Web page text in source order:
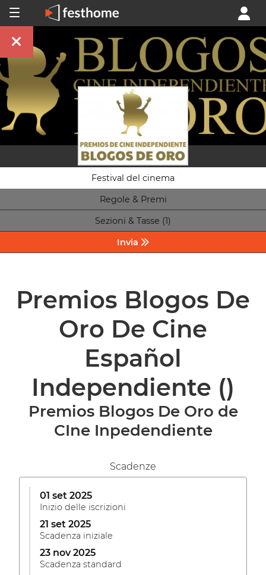
Festival del cinema
Regole & Premi
Sezioni & Tasse (1)
Invia
Premios Blogos De
Oro De Cine
Español
Independiente ()
Premios Blogos De Oro de
CIne Inpedendiente
Scadenze
01 set 2025
Inizio delle iscrizioni
21 set 2025
Scadenza iniziale
23 nov 2025
Scadenza standard